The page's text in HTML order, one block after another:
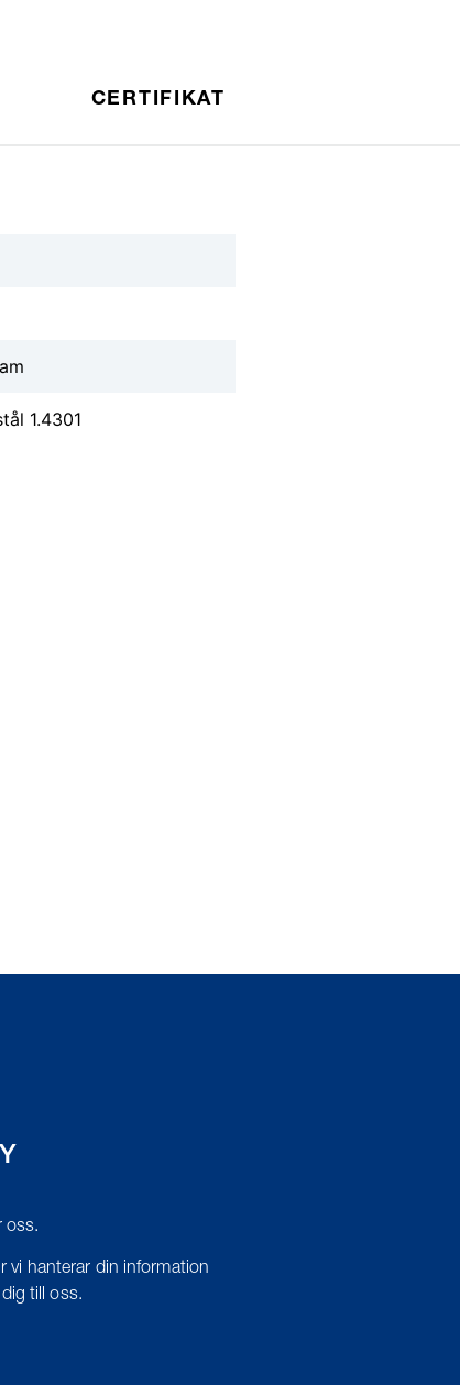
CERTIFIKAT
1.4301
oss.
vi hanterar din information
till oss.